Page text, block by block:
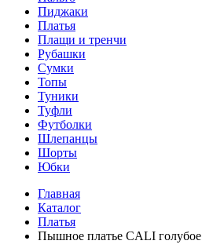
Пиджаки
Платья
Плащи и тренчи
Рубашки
Сумки
Топы
Туники
Туфли
Футболки
Шлепанцы
Шорты
Юбки
Главная
Каталог
Платья
Пышное платье CALI голубое